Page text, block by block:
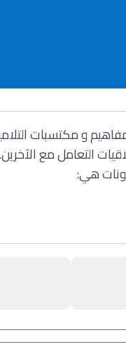
مفاهيم و مكتسبات
التعامل مع الآخرين.
هي: